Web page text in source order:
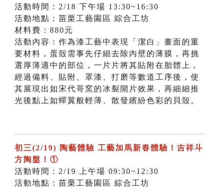
活動時間：2/18 下午場 13:30~16:30
活動地點：苗栗工藝園區 綜合工坊
材料費：880元
活動內容：作為漆工藝中表現「潔白」畫面的重
要材料，蛋殼需事先仔細去除內壁的薄膜，再挑
選厚薄適中的部位，一片片將其貼附在胎體上，
經過備料、貼附、罩漆、打磨等數道工序後，使
其展現出如宋代哥窯的冰裂開片效果，再細細推
光後點上如蟬翼般輕薄、散發繽紛色彩的貝殼。
初三(2/19) 陶藝體驗 工藝加馬新春體驗！吉祥斗
方陶盤！①
活動時間：2/19 上午場 09:30~12:30
活動地點：苗栗工藝園區 綜合工坊